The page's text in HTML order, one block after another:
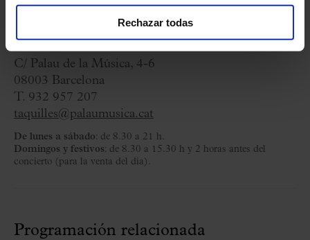
Rechazar todas
Taquillas
C/ Palau de la Música, 4-6
08003 Barcelona
T. 932 957 207
taquilles@palaumusica.cat
De lunes a sábado: de 8.30 a 21 h.
Domingos y festivos: de 8.30 a 15.30 h y 2 horas antes del
concierto (para la venta del día).
Programación relacionada